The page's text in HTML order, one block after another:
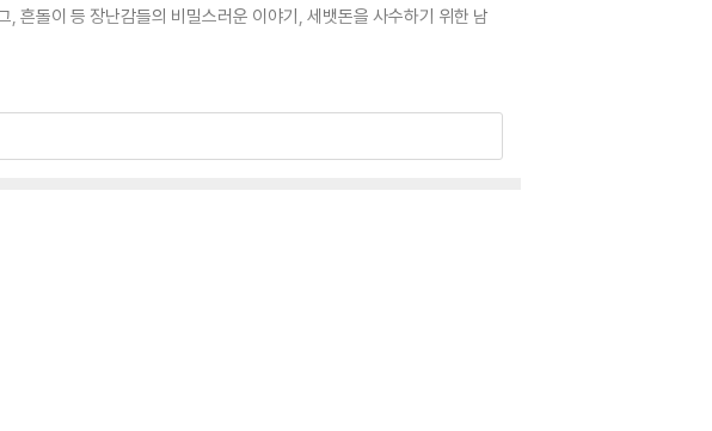
흔돌이 등 장난감들의 비밀스러운 이야기, 세뱃돈을 사수하기 위한 남
유머러스한 만화로 풀어 냈습니다. 웃음을 유발하는 에이미와 으뜸이의
사용 설명서, 달콤 살벌한 밸런타인데이, 리코더 폭풍 연습 등 골라 읽는
는 에이미와 으뜸이의 티격태격 일상은 물론이고, 부모님을 위해 몰래
득한 에피소드 만화가 수록되어 있습니다. 또한 에피소드 만화 중간중
격 공개! 집에서 노는 방법’ 등 깨알 재미가 가득한 놀이 페이지가 수록